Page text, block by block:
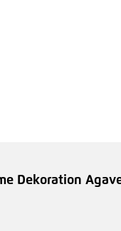
Dekoration